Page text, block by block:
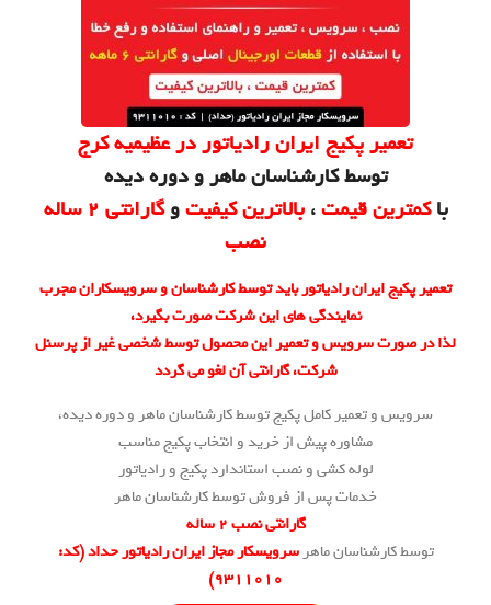
تعمیر پکیج ایران رادیاتور در عظیمیه کرج
توسط کارشناسان ماهر و دوره دیده
باکمترین قیمت،بالاترین کیفیتو
گارانتی 2 ساله
نصب
تعمیر پکیج ایران رادیاتور باید توسط کارشناسان و سرویسکاران مجرب
نمایندگی های این شرکت صورت بگیرد،
لذا در صورت سرویس و تعمیر این محصول توسط شخصی غیر از پرسنل
شرکت، گارانتی آن لغو می گردد
سرویس و تعمیر کامل پکیج توسط کارشناسان ماهر و دوره دیده،
مشاوره پیش از خرید و انتخاب پکیج مناسب
لوله کشی و نصب استاندارد پکیج و رادیاتور
خدمات پس از فروش توسط کارشناسان ماهر
گارانتی نصب 2 ساله
توسط کارشناسان ماهرسرویسکار مجاز ایران رادیاتور حداد (کد:
۹۳۱۱۰۱۰)